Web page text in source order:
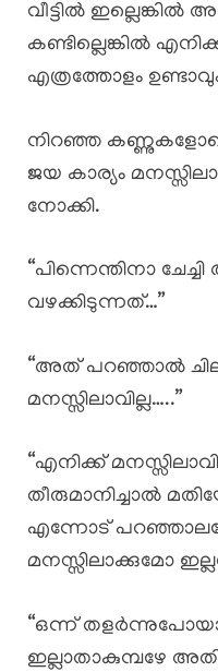
വീട്ടിൽ
കണ്ടില്ലെങ്കിൽ
എത്രത്തോളം
നിറഞ്ഞ
ജയ കാര്യം
നോക്കി.
“പിന്നെന്തിനാ
വഴക്കിടുന്നത്…”
“അത് പറഞ്ഞാൽ
മനസ്സിലാവില്ല…..”
“എനിക്ക്
തീരുമാനിച്ചാൽ
എന്നോട്
മനസ്സിലാക്കുമോ
“ഒന്ന്
ഇല്ലാതാകുമ്പഴേ